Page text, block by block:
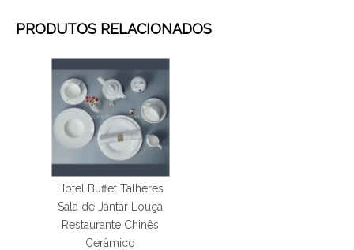
PRODUTOS RELACIONADOS
Hotel Buffet Talheres
Sala de Jantar Louça
Restaurante Chinês
Cerâmico